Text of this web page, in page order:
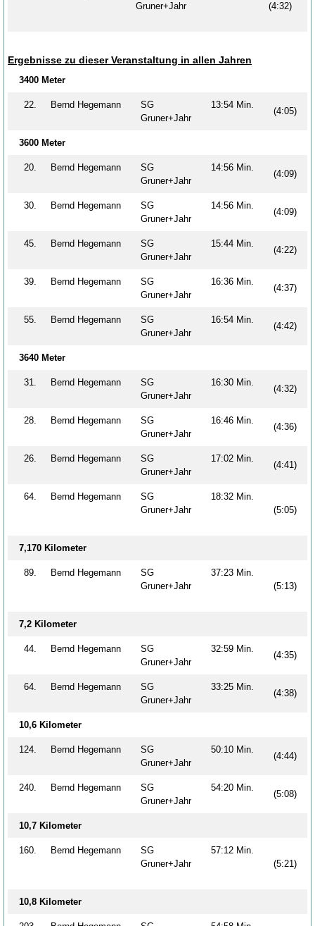
Gruner+Jahr
(4:32)
Ergebnisse zu dieser Veranstaltung in allen Jahren
3400 Meter
22. Bernd Hegemann
SG
Gruner+Jahr
13:54 Min.
(4:05)
3600 Meter
20. Bernd Hegemann
SG
Gruner+Jahr
14:56 Min.
(4:09)
30. Bernd Hegemann
SG
Gruner+Jahr
14:56 Min.
(4:09)
45. Bernd Hegemann
SG
Gruner+Jahr
15:44 Min.
(4:22)
39. Bernd Hegemann
SG
Gruner+Jahr
16:36 Min.
(4:37)
55. Bernd Hegemann
SG
Gruner+Jahr
16:54 Min.
(4:42)
3640 Meter
31. Bernd Hegemann
SG
Gruner+Jahr
16:30 Min.
(4:32)
28. Bernd Hegemann
SG
Gruner+Jahr
16:46 Min.
(4:36)
26. Bernd Hegemann
SG
Gruner+Jahr
17:02 Min.
(4:41)
64. Bernd Hegemann
SG
Gruner+Jahr
18:32 Min.
(5:05)
7,170 Kilometer
89. Bernd Hegemann
SG
Gruner+Jahr
37:23 Min.
(5:13)
7,2 Kilometer
44. Bernd Hegemann
SG
Gruner+Jahr
32:59 Min.
(4:35)
64. Bernd Hegemann
SG
Gruner+Jahr
33:25 Min.
(4:38)
10,6 Kilometer
124. Bernd Hegemann
SG
Gruner+Jahr
50:10 Min.
(4:44)
240. Bernd Hegemann
SG
Gruner+Jahr
54:20 Min.
(5:08)
10,7 Kilometer
160. Bernd Hegemann
SG
Gruner+Jahr
57:12 Min.
(5:21)
10,8 Kilometer